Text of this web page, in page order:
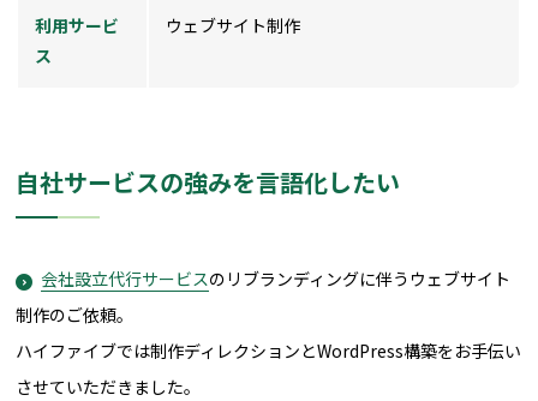
利用サービ
ス
ウェブサイト制作
自社サービスの強みを言語化したい
会社設立代行サービスのリブランディングに伴うウェブサイト
制作のご依頼。
ハイファイブでは制作ディレクションとWordPress構築をお手伝い
させていただきました。